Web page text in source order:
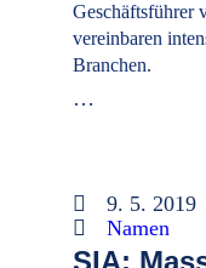
Geschäftsführer
vereinbaren
Branchen.
…
9. 5. 2019
Namen